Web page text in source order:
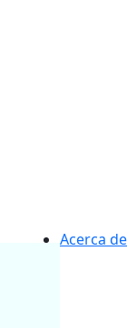
Acerca de